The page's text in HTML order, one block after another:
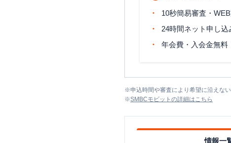
10秒簡易審査・
24時間ネット申し込
年会費・入会金無料
※申込時間や審査により希望に沿えない
※SMBCモビット の詳細はこちら
情報一